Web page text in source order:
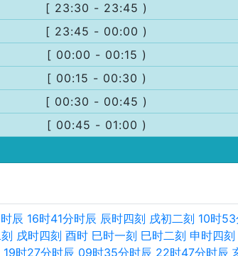
[ 23:30 - 23:45 )
[ 23:45 - 00:00 )
[ 00:00 - 00:15 )
[ 00:15 - 00:30 )
[ 00:30 - 00:45 )
[ 00:45 - 01:00 )
辰 16时41分时辰 辰时四刻 戌初二刻 10时
戌时四刻 酉时 巳时一刻 巳时二刻 申时四刻
19时27分时辰 09时35分时辰 22时47分时辰